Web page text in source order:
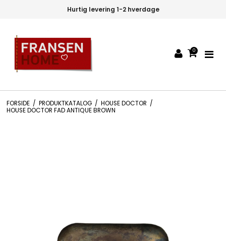
Hurtig levering 1-2 hverdage
0
FORSIDE / PRODUKTKATALOG / HOUSE DOCTOR /
HOUSE DOCTOR FAD ANTIQUE BROWN